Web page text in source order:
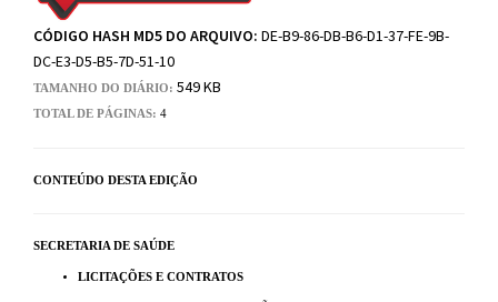
CÓDIGO HASH MD5 DO ARQUIVO: DE-B9-86-DB-B6-D1-37-FE-9B-
DC-E3-D5-B5-7D-51-10
TAMANHO DO DIÁRIO: 549 KB
TOTAL DE PÁGINAS: 4
CONTEÚDO DESTA EDIÇÃO
SECRETARIA DE SAÚDE
LICITAÇÕES E CONTRATOS